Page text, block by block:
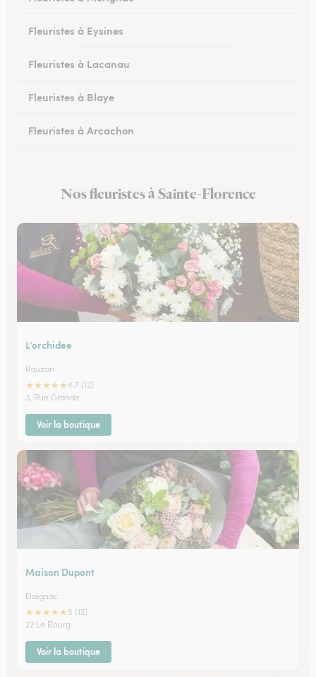
Fleuristes à Eysines
Fleuristes à Lacanau
Fleuristes à Blaye
Fleuristes à Arcachon
Fleuristes à Pessac
Nos fleuristes à Sainte-Florence
L’orchidee
Rauzan
★★★★★4.7 (12)
3, Rue Grande
Voir la boutique
Maison Dupont
Daignac
★★★★★ 5 (12)
22 Le Bourg
Voir la boutique